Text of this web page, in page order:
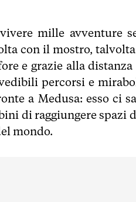
mille avventure
con il mostro, talvolta
e grazie alla
percorsi e
a Medusa: esso ci
di raggiungere spazi
mondo.